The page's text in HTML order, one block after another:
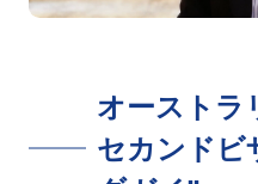
オーストラ
セカンドビ